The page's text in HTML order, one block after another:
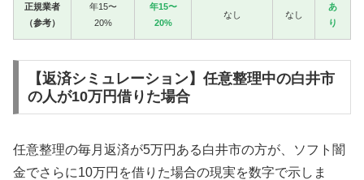
正規業者
（参考）
年15〜
20%
年15〜
20%
なし なし
あ
り
【返済シミュレーション】任意整理中の白井市
の人が10万円借りた場合
任意整理の毎月返済が5万円ある白井市の方が、ソフト闇
金でさらに10万円を借りた場合の現実を数字で示しま